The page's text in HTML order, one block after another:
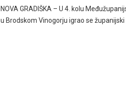
NOVA GRADIŠKA – U 4. kolu
u Brodskom Vinogorju igrao se županijski